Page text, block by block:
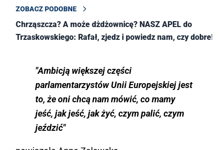
ZOBACZ PODOBNE
Chrząszcza? A może dżdżownicę? NASZ APEL do
Trzaskowskiego: Rafał, zjedz i powiedz nam, czy dobre!
"Ambicją większej części
parlamentarzystów Unii Europejskiej jest
to, że oni chcą nam mówić, co mamy
jeść, jak jeść, jak żyć, czym palić, czym
jeździć"